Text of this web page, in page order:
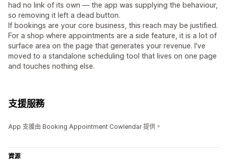
had no link of its own — the app was supplying the behaviour,
so removing it left a dead button.
If bookings are your core business, this reach may be justified.
For a shop where appointments are a side feature, it is a lot of
surface area on the page that generates your revenue. I've
moved to a standalone scheduling tool that lives on one page
and touches nothing else.
支援服務
App 支援由 Booking Appointment Cowlendar 提供。
資源